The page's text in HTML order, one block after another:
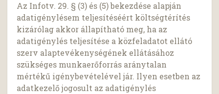
Az Infotv. 29. § (3) és (5) bekezdése alapján
adatigénylésem teljesítéséért költségtérítés
kizárólag akkor állapítható meg, ha az
adatigénylés teljesítése a közfeladatot ellátó
szerv alaptevékenységének ellátásához
szükséges munkaerőforrás aránytalan
mértékű igénybevételével jár. Ilyen esetben az
adatkezelő jogosult az adatigénylés